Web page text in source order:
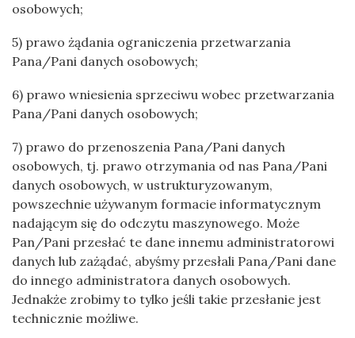
osobowych;
5) prawo żądania ograniczenia przetwarzania
Pana/Pani danych osobowych;
6) prawo wniesienia sprzeciwu wobec przetwarzania
Pana/Pani danych osobowych;
7) prawo do przenoszenia Pana/Pani danych
osobowych, tj. prawo otrzymania od nas Pana/Pani
danych osobowych, w ustrukturyzowanym,
powszechnie używanym formacie informatycznym
nadającym się do odczytu maszynowego. Może
Pan/Pani przesłać te dane innemu administratorowi
danych lub zażądać, abyśmy przesłali Pana/Pani dane
do innego administratora danych osobowych.
Jednakże zrobimy to tylko jeśli takie przesłanie jest
technicznie możliwe.